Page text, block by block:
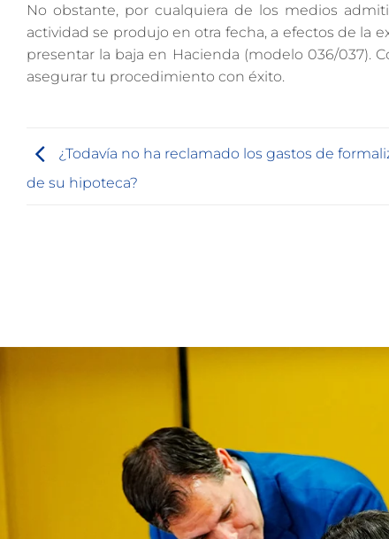
No obstante, por cualquiera de los medios
actividad se produjo en otra fecha, a efectos de la
presentar la baja en Hacienda (modelo 036/037).
asegurar tu procedimiento con éxito.
¿Todavía no ha reclamado los gastos de
de su hipoteca?